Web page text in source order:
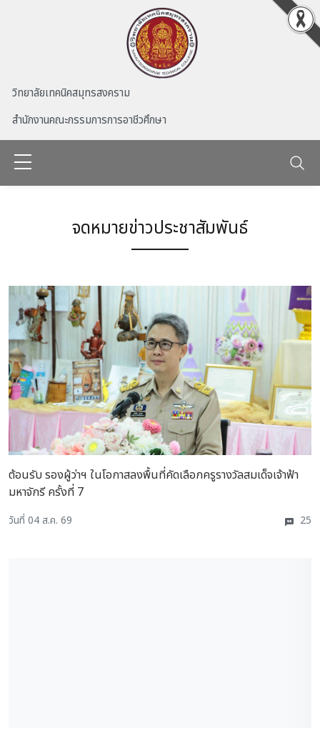
วิทยาลัยเทคนิคสมุทรสงคราม
สำนักงานคณะกรรมการการอาชีวศึกษา
จดหมายข่าวประชาสัมพันธ์
ต้อนรับ รองผู้ว่าฯ ในโอกาสลงพื้นที่คัดเลือกครูรางวัลสมเด็จเจ้าฟ้า
มหาจักรี ครั้งที่ 7
วันที่ 04 ส.ค. 69 25